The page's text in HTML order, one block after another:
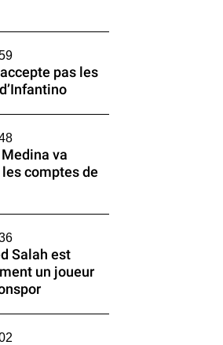
pas les
va
comptes de
Salah est
un joueur